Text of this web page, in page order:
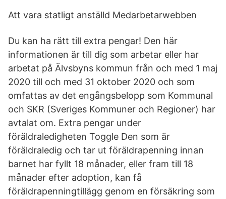
Att vara statligt anställd Medarbetarwebben
Du kan ha rätt till extra pengar! Den här
informationen är till dig som arbetar eller har
arbetat på Älvsbyns kommun från och med 1 maj
2020 till och med 31 oktober 2020 och som
omfattas av det engångsbelopp som Kommunal
och SKR (Sveriges Kommuner och Regioner) har
avtalat om. Extra pengar under
föräldraledigheten Toggle Den som är
föräldraledig och tar ut föräldrapenning innan
barnet har fyllt 18 månader, eller fram till 18
månader efter adoption, kan få
föräldrapenningtillägg genom en försäkring som